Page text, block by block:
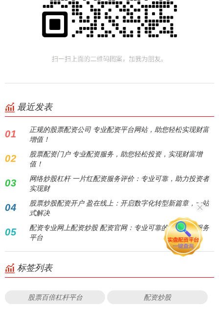
最近发表
01
正规的股票配资公司 专业配资平台网站，助您轻松实现财富
增值！
02
股票配资门户 专业配资服务，助您轻松投资，实现财富增
值！
03
网络炒股杠杆 一片红配资服务评价：专业可靠，助力投资者
实现财
04
股票炒股配资开户 盈在线上：开启数字化转型新篇章，一站
式解决
05
配资专业网上配资炒股 配资官网：专业可靠的股票配资服务
平台
标签列表
股票百倍杠杆平台 配资炒股